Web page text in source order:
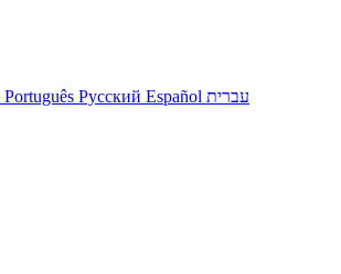
Português Русский Español עברית